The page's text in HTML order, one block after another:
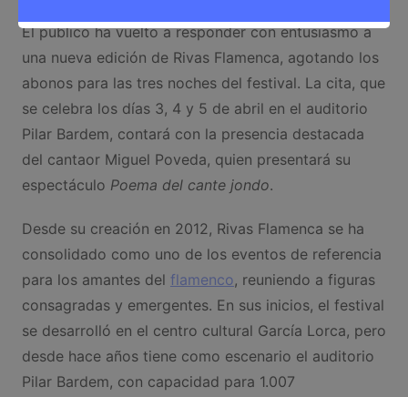
El público ha vuelto a responder con entusiasmo a
una nueva edición de Rivas Flamenca, agotando los
abonos para las tres noches del festival. La cita, que
se celebra los días 3, 4 y 5 de abril en el auditorio
Pilar Bardem, contará con la presencia destacada
del cantaor Miguel Poveda, quien presentará su
espectáculo Poema del cante jondo.
Desde su creación en 2012, Rivas Flamenca se ha
consolidado como uno de los eventos de referencia
para los amantes del flamenco, reuniendo a figuras
consagradas y emergentes. En sus inicios, el festival
se desarrolló en el centro cultural García Lorca, pero
desde hace años tiene como escenario el auditorio
Pilar Bardem, con capacidad para 1.007